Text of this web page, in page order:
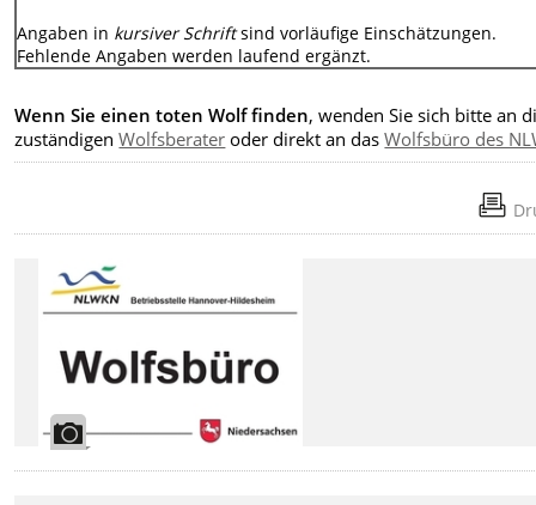
Angaben in kursiver Schriftsind vorläufige Einschätzungen.
Fehlende Angaben werden laufend ergänzt.
Wenn Sie einen toten Wolf finden, wenden Sie sich bitte an
zuständigenWolfsberater oder direkt an dasWolfsbüro des